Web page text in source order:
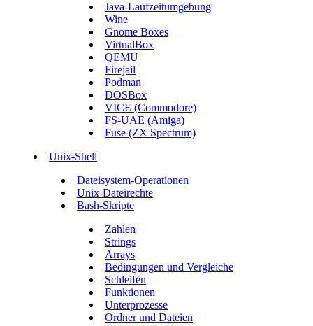
Java-Laufzeitumgebung
Wine
Gnome Boxes
VirtualBox
QEMU
Firejail
Podman
DOSBox
VICE (Commodore)
FS-UAE (Amiga)
Fuse (ZX Spectrum)
Unix-Shell
Dateisystem-Operationen
Unix-Dateirechte
Bash-Skripte
Zahlen
Strings
Arrays
Bedingungen und Vergleiche
Schleifen
Funktionen
Unterprozesse
Ordner und Dateien